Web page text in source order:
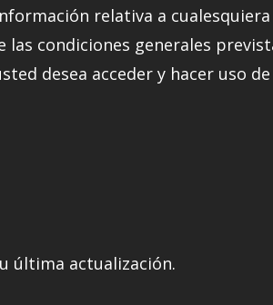
relativa a
condiciones generales
desea acceder y hacer uso
última actualización.